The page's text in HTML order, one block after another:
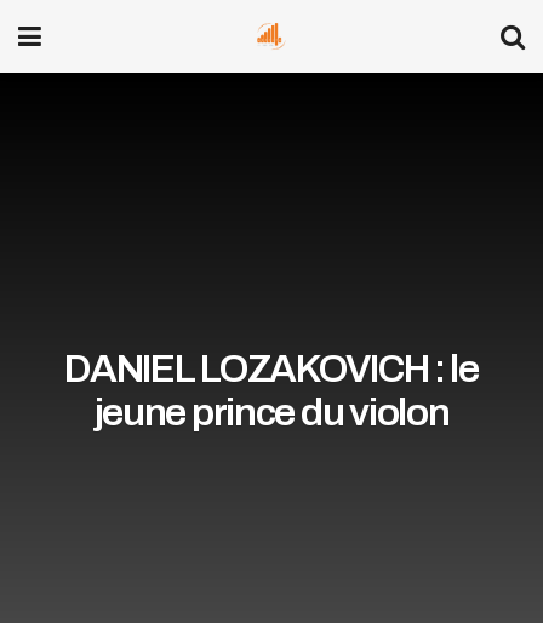
DANIEL LOZAKOVICH : le
jeune prince du violon